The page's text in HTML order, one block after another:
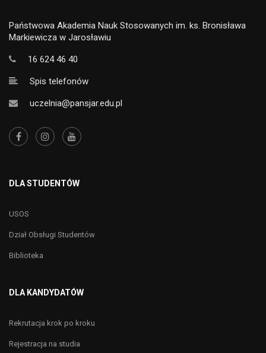
Państwowa Akademia Nauk Stosowanych im. ks. Bronisława
Markiewicza w Jarosławiu
16 624 46 40
Spis telefonów
uczelnia@pansjar.edu.pl
DLA STUDENTÓW
USOS
Dział Obsługi Studentów
Biblioteka
DLA KANDYDATÓW
Rekrutacja krok po kroku
Rejestracja na studia